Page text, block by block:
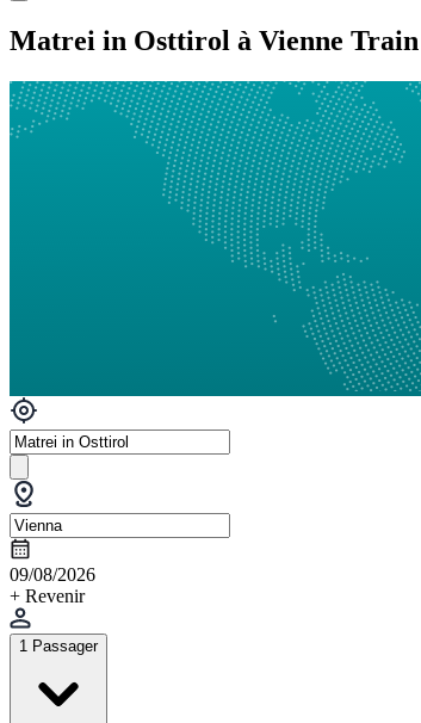
Matrei in Osttirol à Vienne Train
09/08/2026
+ Revenir
1 Passager